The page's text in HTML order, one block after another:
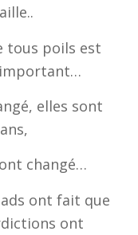
tous poils est
important…
elles sont
changé…
ont fait que
ont